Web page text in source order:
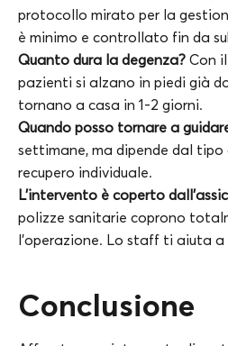
protocollo mirato per la
è minimo e controllato fin da
Quanto dura la degenza? Con
pazienti si alzano in piedi già
tornano a casa in 1-2 giorni.
Quando posso tornare a
settimane, ma dipende dal
recupero individuale.
L’intervento è coperto
polizze sanitarie coprono
l’operazione. Lo staff ti aiuta
Conclusione